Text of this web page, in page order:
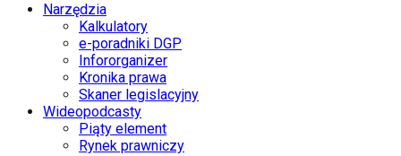
Narzędzia
Kalkulatory
e-poradniki DGP
Infororganizer
Kronika prawa
Skaner legislacyjny
Wideopodcasty
Piąty element
Rynek prawniczy